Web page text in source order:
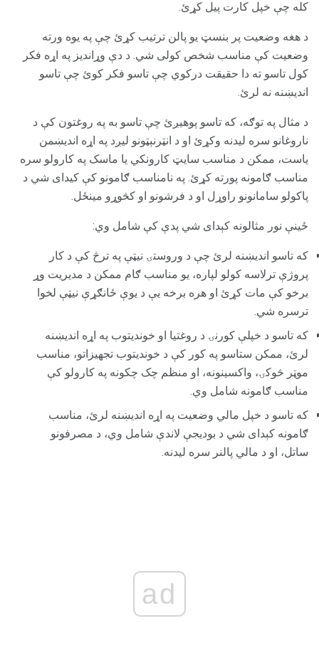
کله چې خپل کارت پیل کړئ.
د هغه وضعیت پر بنسټ یو پالن ترتیب کړئ چې په یوه ورته
وضعیت کې مناسب شخص کولی شي. د دې وړاندیز په اړه فکر
کول تاسو ته دا حقیقت درکوي چې تاسو فکر کوئ چې تاسو
اندیښنه نه لرئ.
د مثال په توګه، که تاسو پوهیږئ چې تاسو به په روغتون کې د
ناروغانو سره لیدنه وکړئ او د انټرنېټونو لیږد په اړه اندیښمن
یاست، ممکن د مناسب سایټ کارونکي یا ماسک په کارولو سره
مناسب ګامونه پورته کړئ. په نامناسب ګامونو کې کیدای شي د
پاکولو سامانونو راوړل او د فرشونو او کڅوړو مینځل.
ځینې ​​نور مثالونه کېدای شي پدې کې شامل وي:
که تاسو اندیښنه لرئ چې د وروستۍ نیټې په ترڅ کې د کار
پروژې ترلاسه کولو لپاره، یو مناسب ګام ممکن د مدیریت وړ
برخو کې مات کړئ او هره برخه یې د یوې ځانګړې نیټې لخوا
ترسره شي.
که تاسو د خپلې کورنۍ د روغتیا او خوندیتوب په اړه اندیښنه
لرئ، ممکن ستاسو په کور کې د خوندیتوب تجهیزاتو، مناسب
موټر څوکۍ، واکسینونه، او منظم چک چکونه په کارولو کې
مناسب ګامونه شامل وي.
که تاسو د خپل مالي وضعیت په اړه اندیښنه لرئ، مناسب
ګامونه کېدای شي د بودیجې لاندې شامل وي، د مصرفونو
ساتل، او د مالي پالنر سره لیدنه.
ad